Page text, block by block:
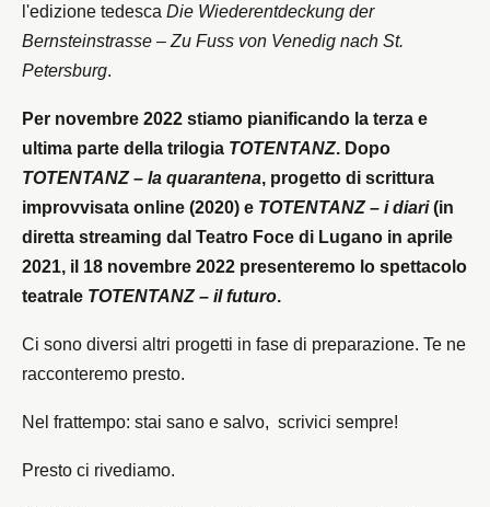
l'edizione tedescaDie Wiederentdeckung der
Bernsteinstrasse – Zu Fuss von Venedig nach St.
Petersburg.
Per novembre 2022 stiamo pianificando la terza e
ultima parte della trilogia TOTENTANZ. Dopo
TOTENTANZ – la quarantena, progetto di scrittura
improvvisata online (2020) e TOTENTANZ – i diari(in
diretta streaming dal Teatro Foce di Lugano in aprile
2021, il 18 novembre 2022 presenteremo lo spettacolo
teatrale TOTENTANZ – il futuro.
Ci sono diversi altri progetti in fase di preparazione. Te ne
racconteremo presto.
Nel frattempo: stai sano e salvo, scrivici sempre!
Presto ci rivediamo.